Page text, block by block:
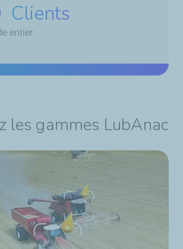
Clients
entier
les gammes LubAnac